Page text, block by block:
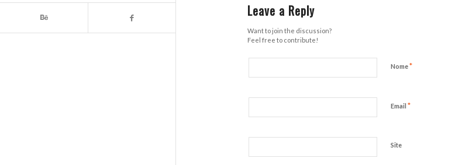
Leave a Reply
Want to join the discussion?
Feel free to contribute!
Nome*
Email *
Site